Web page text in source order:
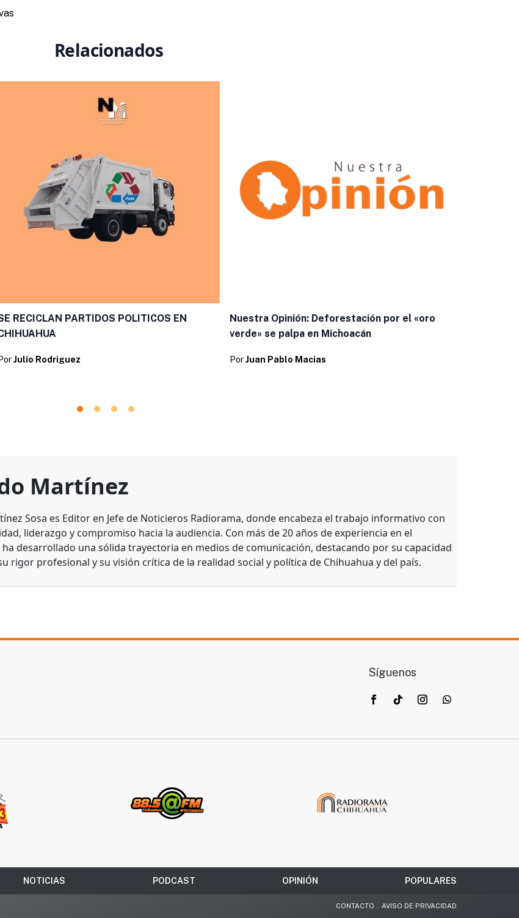
Relacionados
RECICLAN PARTIDOS POLITICOS EN
PorJulio Rodriguez
Nuestra Opinión: Deforestación por el «oro
verde» se palpa en Michoacán
PorJuan Pablo Macias
Martínez
Sosa es Editor en Jefe de Noticieros Radiorama, donde encabeza el trabajo informativo con
liderazgo y compromiso hacia la audiencia. Con más de 20 años de experiencia en el
desarrollado una sólida trayectoria en medios de comunicación, destacando por su capacidad
rigor profesional y su visión crítica de la realidad social y política de Chihuahua y del país.
Síguenos
NOTICIAS PODCAST OPINIÓN POPULARES
CONTACTO AVISO DE PRIVACIDAD